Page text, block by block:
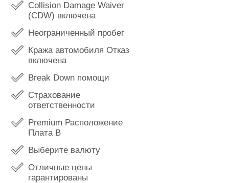
Collision Damage Waiver
(CDW) включена
Неограниченный пробег
Кража автомобиля Отказ
включена
Break Down помощи
Страхование
ответственности
Premium Расположение
Плата В
Выберите валюту
Отличные цены
гарантированы